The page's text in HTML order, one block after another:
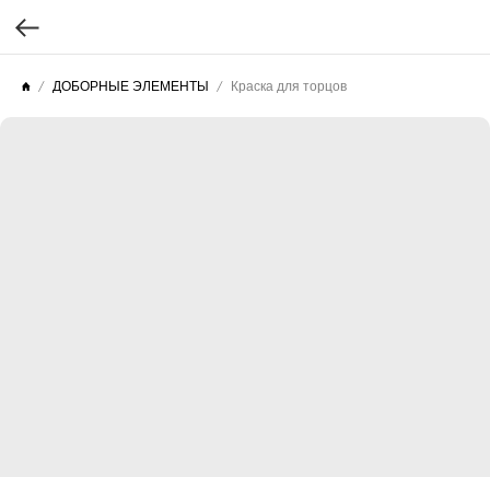
ДОБОРНЫЕ ЭЛЕМЕНТЫ Краска для торцов